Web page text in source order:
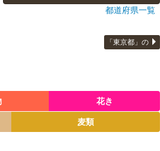
都道府県一覧
「東京都」の
花き
麦類